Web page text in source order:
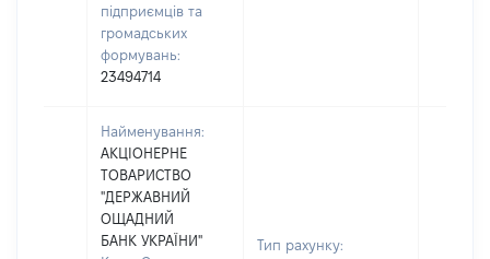
підприємців та
громадських
формувань:
23494714
Найменування:
АКЦІОНЕРНЕ
ТОВАРИСТВО
"ДЕРЖАВНИЙ
ОЩАДНИЙ
БАНК УКРАЇНИ"
Тип рахунку: